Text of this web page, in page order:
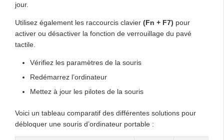
jour.
Utilisez également les raccourcis clavier (Fn + F7) pour
activer ou désactiver la fonction de verrouillage du pavé
tactile.
Vérifiez les paramètres de la souris
Redémarrez l’ordinateur
Mettez à jour les pilotes de la souris
Voici un tableau comparatif des différentes solutions pour
débloquer une souris d’ordinateur portable :